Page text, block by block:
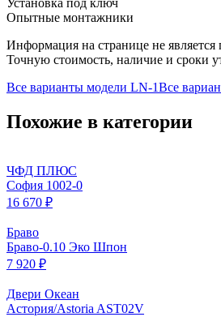
Установка под ключ
Опытные монтажники
Информация на странице не
Точную стоимость, наличие и сроки
Все варианты модели LN-1Все
Похожие в категории
ЧФД ПЛЮС
София 1002-0
16 670 ₽
Браво
Браво-0.10 Эко Шпон
7 920 ₽
Двери Океан
Астория/Astoria AST02V